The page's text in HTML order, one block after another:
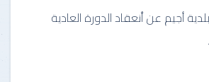
أجيم عن ٱنعقاد الدورة العادية
.